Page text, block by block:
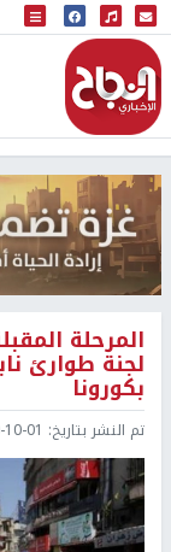
البث المباشر
إذاعة النجاح
المرحلة
لجنة طوارئ
بكورونا
تم النشر بتاريخ: 09:32